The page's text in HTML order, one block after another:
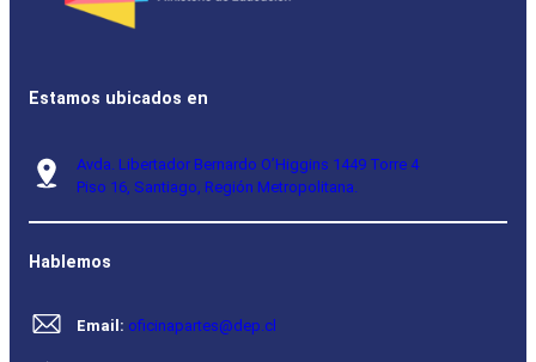
Estamos ubicados en
Avda. Libertador Bernardo O’Higgins 1449 Torre 4
Piso 16, Santiago, Región Metropolitana.
Hablemos
Email: oficinapartes@dep.cl